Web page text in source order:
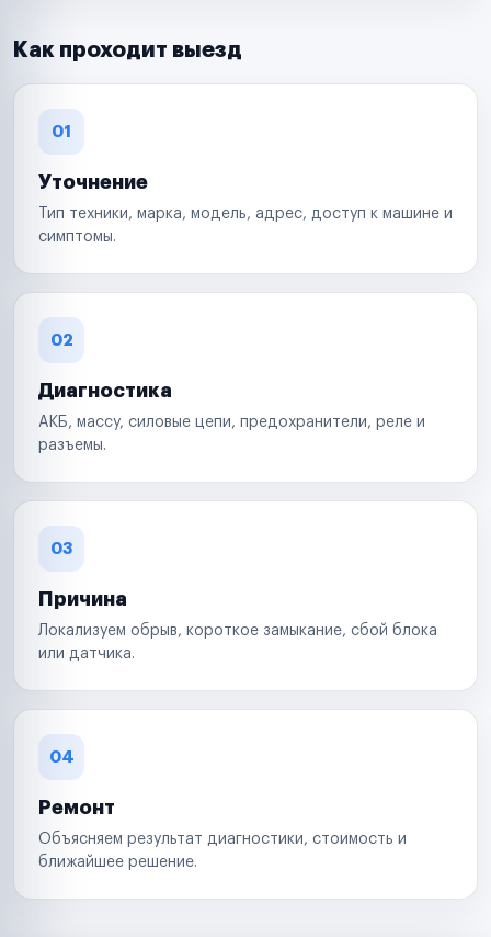
Как проходит выезд
01
Уточнение
Тип техники, марка, модель, адрес, доступ к машине и
симптомы.
02
Диагностика
АКБ, массу, силовые цепи, предохранители, реле и
разъемы.
03
Причина
Локализуем обрыв, короткое замыкание, сбой блока
или датчика.
04
Ремонт
Объясняем результат диагностики, стоимость и
ближайшее решение.